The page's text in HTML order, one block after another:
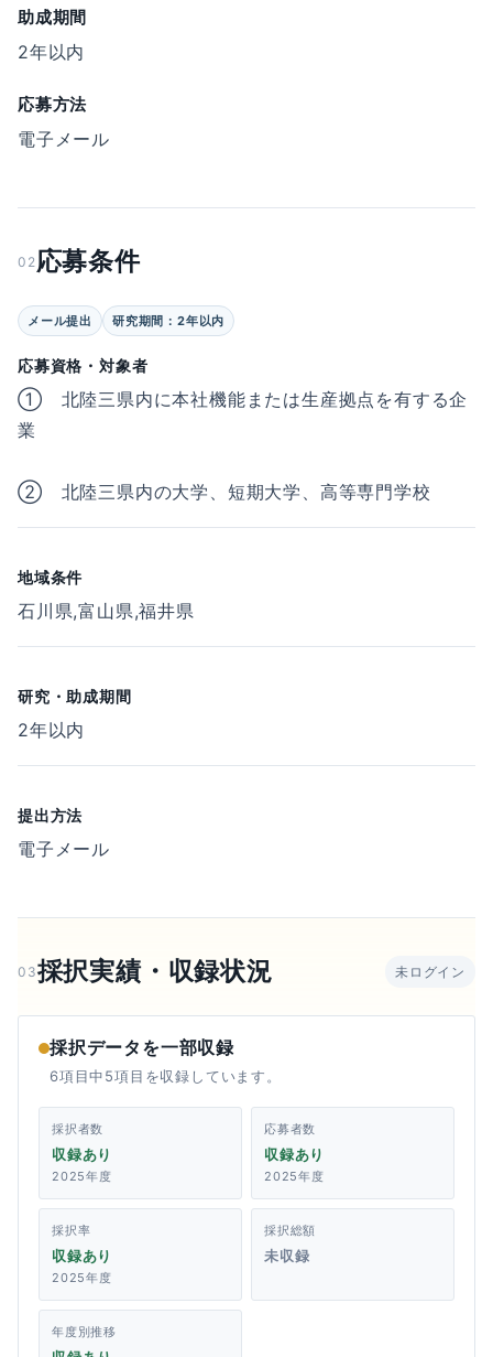
助成期間
2年以内
応募方法
電子メール
02 応募条件
メール提出 研究期間：2年以内
応募資格・対象者
① 北陸三県内に本社機能または生産拠点を有する企
業
② 北陸三県内の大学、短期大学、高等専門学校
地域条件
石川県,富山県,福井県
研究・助成期間
2年以内
提出方法
電子メール
03採択実績・収録状況 未ログイン
採択データを一部収録
6項目中5項目を収録しています。
採択者数
収録あり
2025年度
応募者数
収録あり
2025年度
採択率
収録あり
2025年度
採択総額
未収録
年度別推移